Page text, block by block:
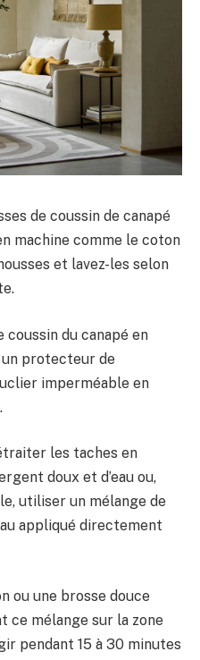
de coussin de canapé
machine comme le coton
et lavez-les selon
coussin du canapé en
protecteur de
imperméable en
les taches en
doux et d’eau ou,
utiliser un mélange de
appliqué directement
ou une brosse douce
ce mélange sur la zone
pendant 15 à 30 minutes